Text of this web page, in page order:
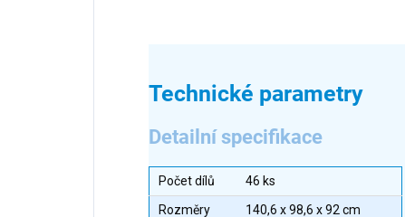
Technické parametry
Detailní specifikace
Počet dílů
46 ks
Rozměry
140,6 x 98,6 x 92 cm